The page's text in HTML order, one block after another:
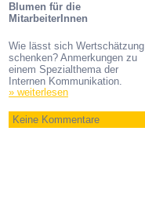
Blumen für die
MitarbeiterInnen
Wie lässt sich Wertschätzung
schenken? Anmerkungen zu
einem Spezialthema der
Internen Kommunikation.
» weiterlesen
Keine Kommentare